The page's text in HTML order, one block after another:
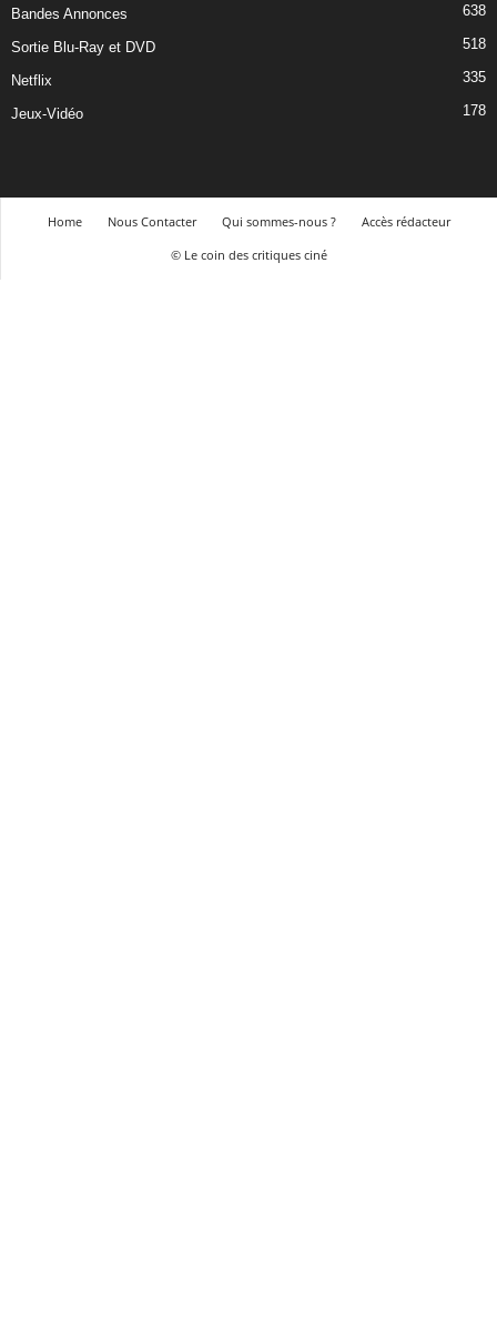
Bandes Annonces 638
Sortie Blu-Ray et DVD 518
Netflix 335
Jeux-Vidéo 178
Home Nous Contacter Qui sommes-nous ?
Accès rédacteur
© Le coin des critiques ciné